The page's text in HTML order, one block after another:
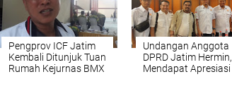
Pengprov ICF Jatim
Kembali Ditunjuk Tuan
Rumah Kejurnas BMX
Undangan Anggota
DPRD Jatim Hermin,
Mendapat Apresiasi